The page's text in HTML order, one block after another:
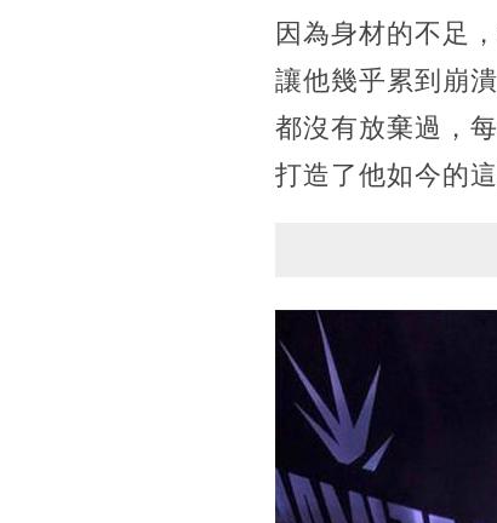
因為身材的不足
讓他幾乎累到崩
都沒有放棄過，
打造了他如今的